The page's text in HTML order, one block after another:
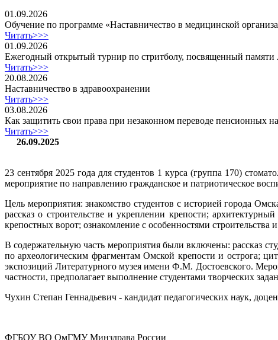
01.09.2026
Обучение по программе «Наставничество в медицинской
Читать>>>
01.09.2026
Ежегодный открытый турнир по стритболу, посвященный
Читать>>>
20.08.2026
Наставничество в здравоохранении
Читать>>>
03.08.2026
Как защитить свои права при незаконном переводе пенсионных
Читать>>>
26.09.2025
23 сентября 2025 года для студентов 1 курса (группа 170)
мероприятие по направлению гражданское и патриотическое
Цель мероприятия: знакомство студентов с историей города
рассказ о строительстве и укреплении крепости;
крепостных ворот; ознакомление с особенностями
В содержательную часть мероприятия были включены: рассказ
по археологическим фрагментам Омской крепости и острога;
экспозиций Литературного музея имени Ф.М. Достоевского.
частности, предполагает выполнение студентами творческих
Чухин Степан Геннадьевич - кандидат педагогических наук,
ФГБОУ ВО ОмГМУ Минздрава России